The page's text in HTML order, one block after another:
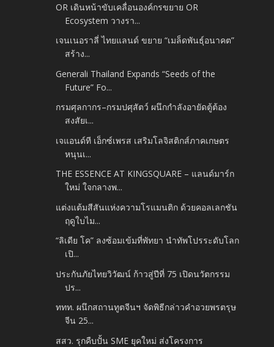
OR เดินหน้าขับเคลื่อนองค์กรขยาย OR
Ecosystem วางรา...
เจนเนอราลี่ ไทยแลนด์ ขยาย “เมล็ดพันธุ์อนาคต”
สร้าง...
Generali Thailand Expands “Seeds of the
Future” Fo...
กรมศุลกากร–กรมปศุสัตว์ ผนึกกำลังอายัดตู้ต้อง
สงสัยเ...
เจแอนด์ที เอ็กซ์เพรส เสริมโลจิสติกส์ภาคเกษตร
หนุนเ...
THE ESSENCE AT KINGSQUARE – แลนด์มาร์ก
ใหม่ ใจกลางพ...
แต่งแต้มสีสันแห่งความโรแมนติก ด้วยคอลเลกชัน
ฤดูใบไม...
“ลิเดีย โค” ลงซ้อมเข้มที่พัทยา นำทัพโปรระดับโลก
เปิ...
ประกันภัยไทยวิวัฒน์ ก้าวสู่ปีที่ 75 เปิดนวัตกรรม
ปร...
ททท. ผนึกสถานทูตจีนฯ จัดพิธีกล่าวคำอวยพรตรุษ
จีน 25...
สสว. รุกคืบปั้น SME ยุคใหม่ ส่งโครงการ